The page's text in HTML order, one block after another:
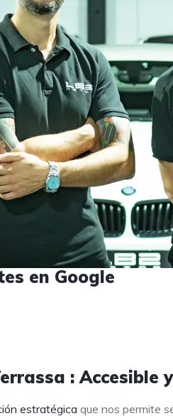
en Google
: Accesible
estratégica que nos permite